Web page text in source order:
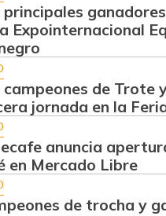
Ahuyamín
Ajo
Apio
Arracacha
principales
Expointernacional
campeones de Trote
jornada en la
anuncia
en Mercado Libre
de trocha y